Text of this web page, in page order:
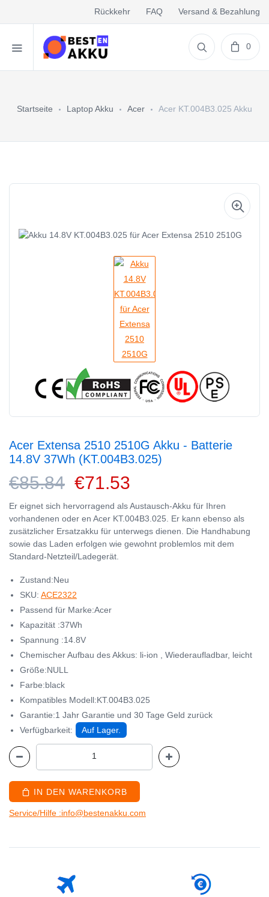
Rückkehr FAQ Versand & Bezahlung
0
Startseite Laptop Akku Acer Acer KT.004B3.025 Akku
Acer Extensa 2510 2510G Akku - Batterie
14.8V 37Wh (KT.004B3.025)
€85.84 €71.53
Er eignet sich hervorragend als Austausch-Akku für Ihren
vorhandenen oder en Acer KT.004B3.025. Er kann ebenso als
zusätzlicher Ersatzakku für unterwegs dienen. Die Handhabung
sowie das Laden erfolgen wie gewohnt problemlos mit dem
Standard-Netzteil/Ladegerät.
Zustand:Neu
SKU: ACE2322
Passend für Marke:Acer
Kapazität :37Wh
Spannung :14.8V
Chemischer Aufbau des Akkus: li-ion , Wiederaufladbar, leicht
Größe:NULL
Farbe:black
Kompatibles Modell:KT.004B3.025
Garantie:1 Jahr Garantie und 30 Tage Geld zurück
Verfügbarkeit:
Auf Lager.
IN DEN WARENKORB
Service/Hilfe :info@bestenakku.com